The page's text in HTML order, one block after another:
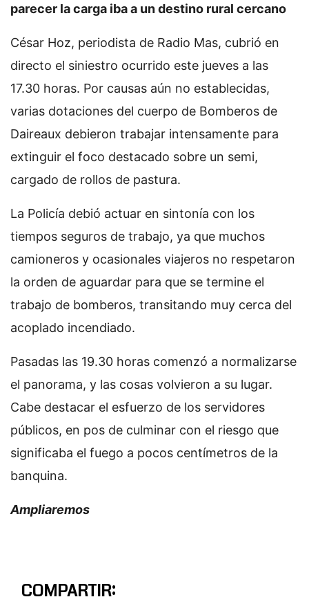
parecer la carga iba a un destino rural cercano
César Hoz, periodista de Radio Mas, cubrió en
directo el siniestro ocurrido este jueves a las
17.30 horas. Por causas aún no establecidas,
varias dotaciones del cuerpo de Bomberos de
Daireaux debieron trabajar intensamente para
extinguir el foco destacado sobre un semi,
cargado de rollos de pastura.
La Policía debió actuar en sintonía con los
tiempos seguros de trabajo, ya que muchos
camioneros y ocasionales viajeros no respetaron
la orden de aguardar para que se termine el
trabajo de bomberos, transitando muy cerca del
acoplado incendiado.
Pasadas las 19.30 horas comenzó a normalizarse
el panorama, y las cosas volvieron a su lugar.
Cabe destacar el esfuerzo de los servidores
públicos, en pos de culminar con el riesgo que
significaba el fuego a pocos centímetros de la
banquina.
Ampliaremos
COMPARTIR: